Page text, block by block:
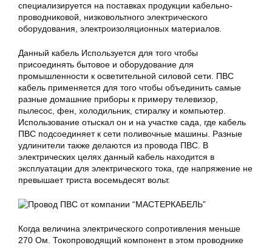
специализируется на поставках продукции кабельно-
проводниковой, низковольтного электрического
оборудования, электроизоляционных материалов.
Данный кабель Используется для того чтобы
присоединять бытовое и оборудование для
промышленности к осветительной силовой сети. ПВС
кабель применяется для того чтобы объединить самые
разные домашние приборы к примеру телевизор,
пылесос, фен, холодильник, стиралку и компьютер.
Использование отыскал он и на участке сада, где кабель
ПВС подсоединяет к сети поливочные машины. Разные
удлинители также делаются из провода ПВС. В
электрических целях данный кабель находится в
эксплуатации для электрического тока, где напряжение не
превышает триста восемьдесят вольт.
Когда величина электрического сопротивления меньше
270 Ом. Токопроводящий компонент в этом проводнике